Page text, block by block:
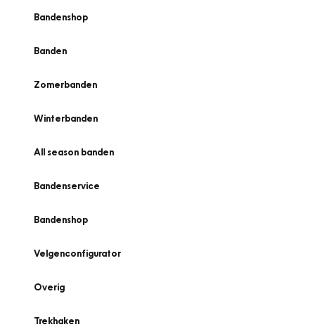
Bandenshop
Banden
Zomerbanden
Winterbanden
All season banden
Bandenservice
Bandenshop
Velgenconfigurator
Overig
Trekhaken